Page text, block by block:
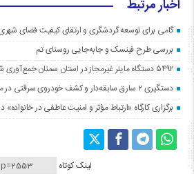
اخبار مرتبط
گامی برای توسعه گردشگری و ارتقای کیفیت فضای
بررسی طرح فینسک و جابه‌جایی روستای تم
۵۴۹۲ دستگاه ماینر غیرمجاز در استان سمنان جمع‌آوری شد
دستگیری ۲ سارق سابقه‌دار و کشف خودروی سرقتی در مهدیشهر
برگزاری کارگاه «ارتباط مؤثر و امنیت عاطفی در
لینک کوتاه